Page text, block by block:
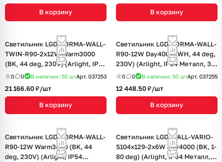
В корзину В корзину
Светильник LGD-FORMA-WALL-
TWIN-R90-2x12W Warm3000
(BK, 44 deg, 230V) (Arlight, IP54
Металл, 3 года)
0 0 В наличии: 50 штАрт. 037253
21 166.60 ₽/шт
В корзину
Светильник LGD-FORMA-WALL-
R90-12W Day4000 (WH, 44 deg,
230V) (Arlight, IP54 Металл, 3
года)
0 0 В наличии: 50 штАрт. 037255
12 448.50 ₽/шт
В корзину
Светильник LGD-FORMA-WALL-
R90-12W Warm3000 (BK, 44
deg, 230V) (Arlight, IP54
Светильник LGD-WALL-VARIO-
S104x129-2x6W Day4000 (BK, 1-
80 deg) (Arlight, IP54 Металл, 3